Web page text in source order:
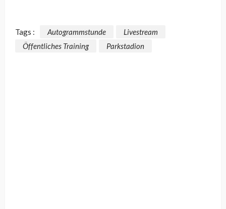
Tags : Autogrammstunde
Livestream
Öffentliches Training
Parkstadion